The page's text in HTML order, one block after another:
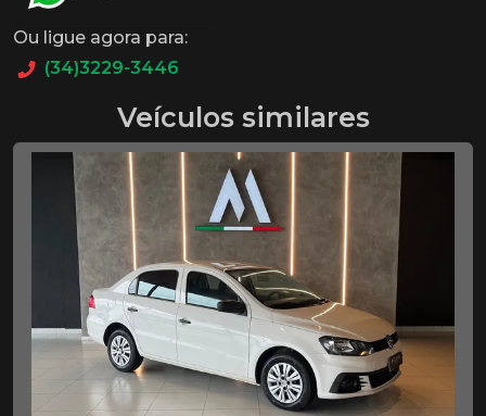
Ou ligue agora para:
(34)3229-3446
Veículos similares